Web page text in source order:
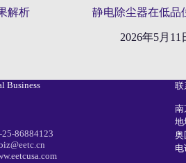
解析 静电除尘器在低品
2026年5月11
Business
25-86884123
联
南
地
奥
电